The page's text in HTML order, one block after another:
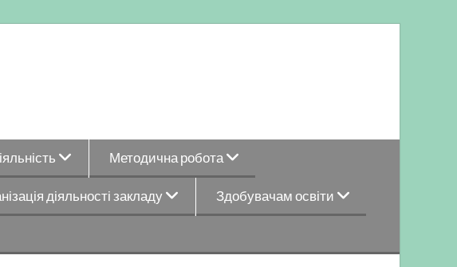
Методична робота
діяльності закладу Здобувачам освіти